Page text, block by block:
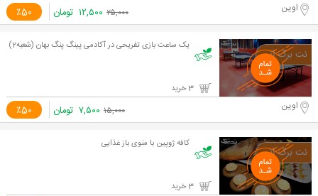
٪50 اوین ۲۵,۰۰۰ ۱۲,۵۰۰ تومان
یک ساعت بازی تفریحی در آکادمی پینگ پنگ بهان (شعبه2)
٪50 اوین ۱۵,۰۰۰ ۷,۵۰۰ تومان
کافه ژوپین با منوی باز غذایی